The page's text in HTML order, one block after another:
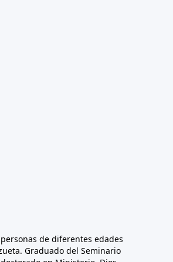
de diferentes edades
Graduado del Seminario